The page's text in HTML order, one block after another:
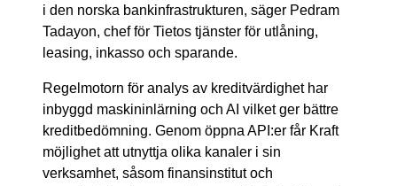
i den norska bankinfrastrukturen, säger Pedram
Tadayon, chef för Tietos tjänster för utlåning,
leasing, inkasso och sparande.
Regelmotorn för analys av kreditvärdighet har
inbyggd maskininlärning och AI vilket ger bättre
kreditbedömning. Genom öppna API:er får Kraft
möjlighet att utnyttja olika kanaler i sin
verksamhet, såsom finansinstitut och